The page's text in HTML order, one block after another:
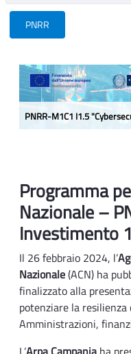
PNRR
PNRR
PNRR-M1C1 I1.5
Programma
Nazionale –
Investimento
Il 26 febbraio 2024, l’
Nazionale(ACN) ha
finalizzato alla
potenziare la
Amministrazioni,